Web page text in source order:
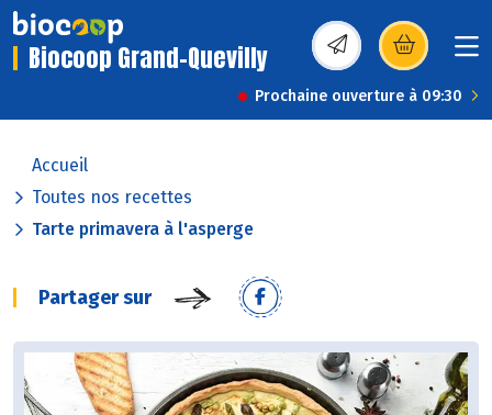
Biocoop Grand-Quevilly (s’ouvre dans une
Prochaine ouverture à 09:30
Accueil
Toutes nos recettes
Tarte primavera à l'asperge
Partager sur